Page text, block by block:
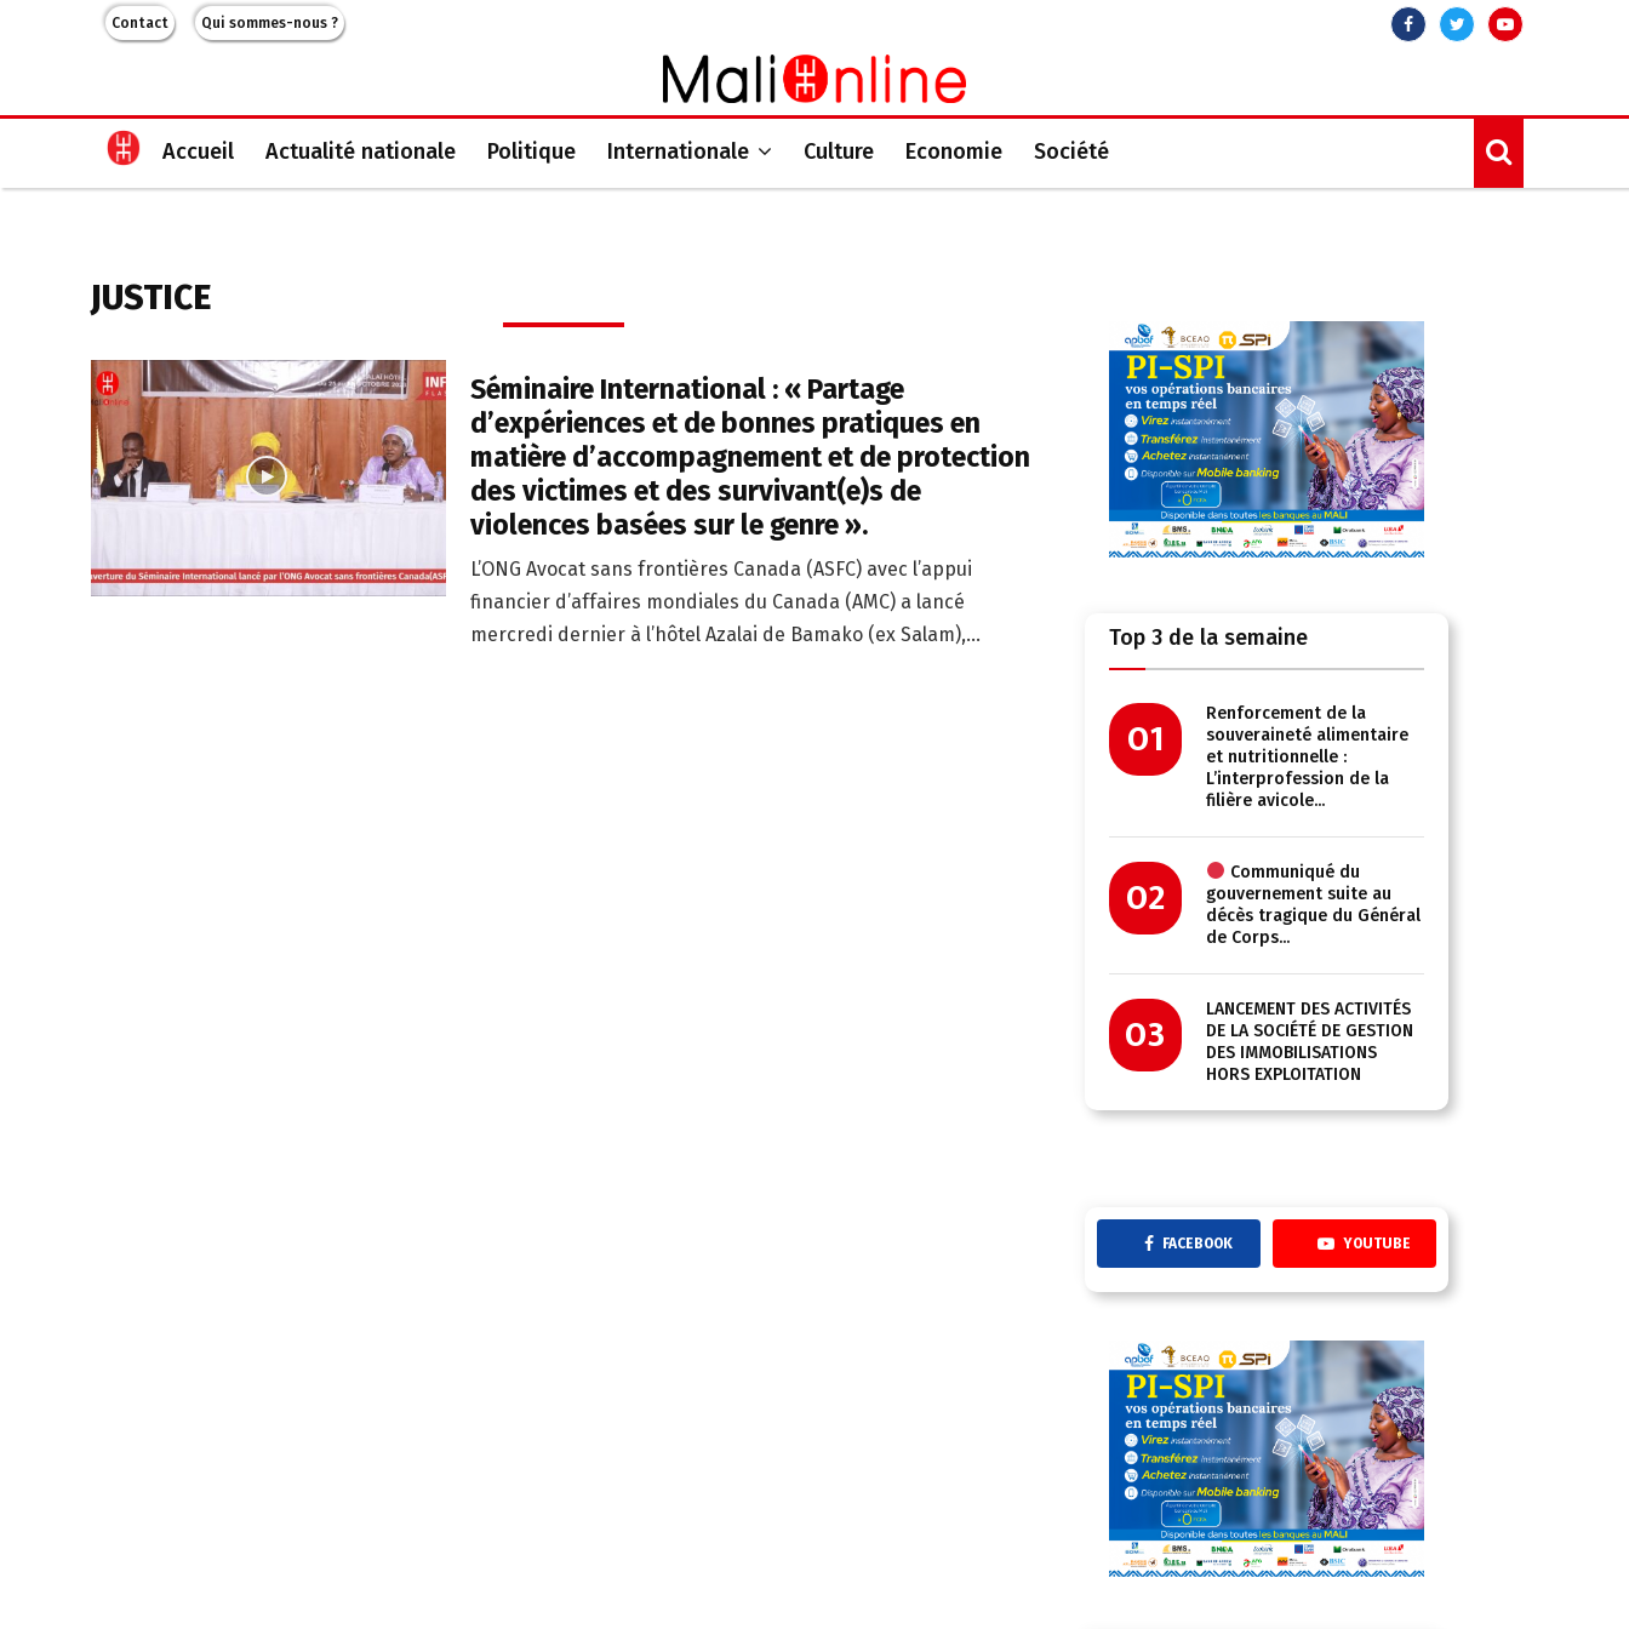
Contact Qui sommes-nous ? FacebookTwitterYoutube
Accueil Actualité nationale Politique Internationale Culture Economie Société
JUSTICE
Séminaire International : « Partage
d’expériences et de bonnes pratiques en
matière d’accompagnement et de protection
des victimes et des survivant(e)s de
violences basées sur le genre ».
L’ONG Avocat sans frontières Canada (ASFC) avec l’appui
financier d’affaires mondiales du Canada (AMC) a lancé
mercredi dernier à l’hôtel Azalai de Bamako (ex Salam),...
Top 3 de la semaine
01
Renforcement de la
souveraineté alimentaire
et nutritionnelle :
L’interprofession de la
filière avicole...
02
Communiqué du
gouvernement suite au
décès tragique du Général
de Corps...
03
LANCEMENT DES ACTIVITÉS
DE LA SOCIÉTÉ DE GESTION
DES IMMOBILISATIONS
HORS EXPLOITATION
FACEBOOK YOUTUBE